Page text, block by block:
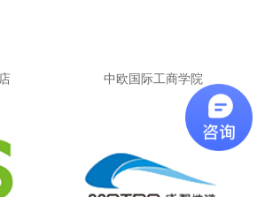
中欧国际工商学院